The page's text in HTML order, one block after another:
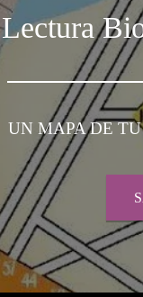
Lectura
UN MAPA DE